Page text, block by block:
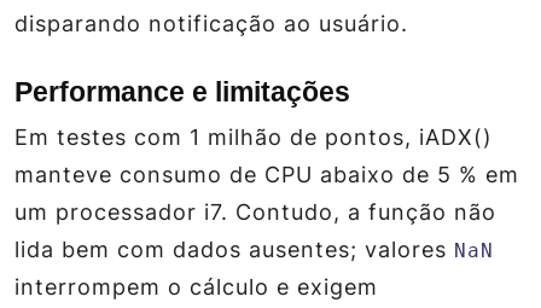
disparando notificação ao usuário.
Performance e limitações
Em testes com 1 milhão de pontos, iADX()
manteve consumo de CPU abaixo de 5 % em
um processador i7. Contudo, a função não
lida bem com dados ausentes; valores NaN
interrompem o cálculo e exigem